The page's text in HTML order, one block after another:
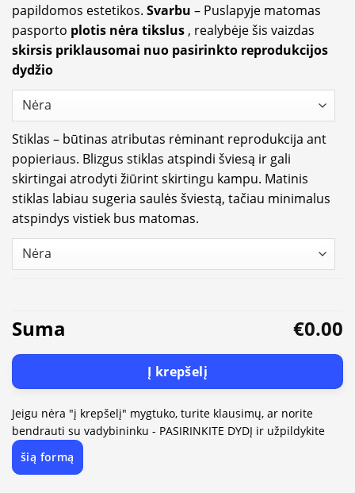
papildomos estetikos. Svarbu – Puslapyje matomas
pasporto plotis nėra tikslus , realybėje šis vaizdas
skirsis priklausomai nuo pasirinkto reprodukcijos
dydžio
Stiklas – būtinas atributas rėminant reprodukcija ant
popieriaus. Blizgus stiklas atspindi šviesą ir gali
skirtingai atrodyti žiūrint skirtingu kampu. Matinis
stiklas labiau sugeria saulės šviestą, tačiau minimalus
atspindys vistiek bus matomas.
Suma €0.00
Į krepšelį
Jeigu nėra "į krepšelį" mygtuko, turite klausimų, ar norite
bendrauti su vadybininku - PASIRINKITE DYDĮ ir užpildykite
šią formą